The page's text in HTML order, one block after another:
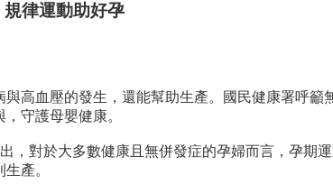
律運動助好孕
高血壓的發生，還能幫助生產。國民健康署呼
守護母嬰健康。
，對於大多數健康且無併發症的孕婦而言，孕期
產。